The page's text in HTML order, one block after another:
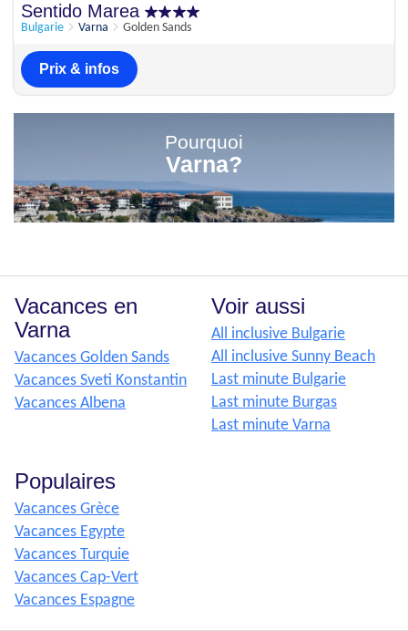
Sentido Marea
Bulgarie Varna Golden Sands
Prix & infos
Pourquoi
Varna?
Vacances en
Varna
Vacances Golden Sands
Vacances Sveti Konstantin
Vacances Albena
Voir aussi
All inclusive Bulgarie
All inclusive Sunny Beach
Last minute Bulgarie
Last minute Burgas
Last minute Varna
Populaires
Vacances Grèce
Vacances Egypte
Vacances Turquie
Vacances Cap-Vert
Vacances Espagne